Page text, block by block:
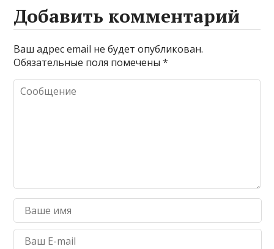
Добавить комментарий
Ваш адрес email не будет опубликован.
Обязательные поля помечены*